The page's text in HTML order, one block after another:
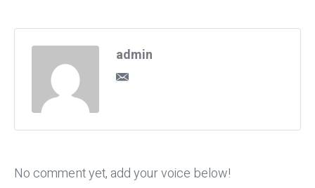
admin
No comment yet, add your voice below!